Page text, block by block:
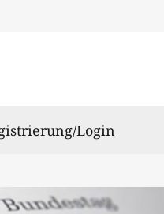
Login